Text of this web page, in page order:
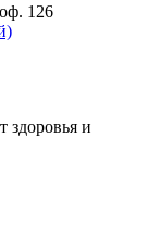
126
и